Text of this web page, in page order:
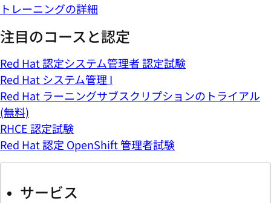
トレーニングの詳細
注目のコースと認定
Red Hat 認定システム管理者 認定試験
Red Hat システム管理 I
Red Hat ラーニングサブスクリプションのトライアル
(無料)
RHCE 認定試験
Red Hat 認定 OpenShift 管理者試験
サービス